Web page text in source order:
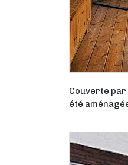
Couverte
été